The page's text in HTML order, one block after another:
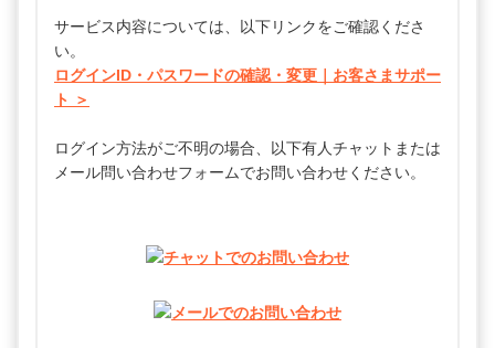
サービス内容については、以下リンクをご確認くださ
い。
ログインID・パスワードの確認・変更｜お客さまサポー
ト ＞
ログイン方法がご不明の場合、以下有人チャットまたは
メール問い合わせフォームでお問い合わせください。